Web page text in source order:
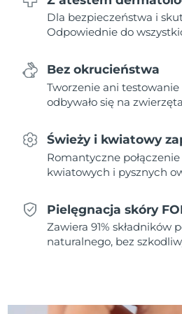
Dla bezpieczeństwa i
Odpowiednie do
Bez okrucieństwa
Tworzenie ani
odbywało się na
Świeży i kwiatowy
Romantyczne
kwiatowych i pysznych
Pielęgnacja skóry
Zawiera 91% składników
naturalnego, bez
Holandia
Nowa Zelandia
Oman
Filipiny
Polska